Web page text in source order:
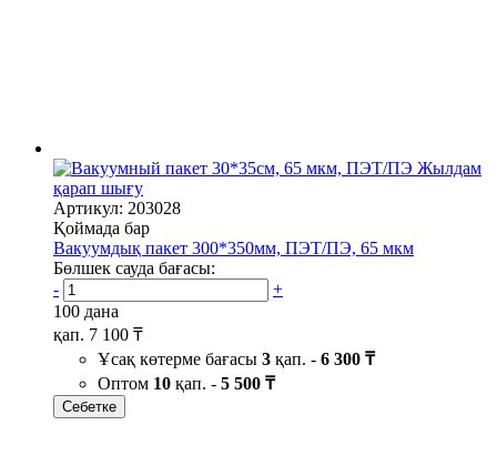
Жылдам
қарап шығу
Артикул: 203028
Қоймада бар
Вакуумдық пакет 300*350мм, ПЭТ/ПЭ, 65 мкм
Бөлшек сауда бағасы:
-
+
100 дана
қап. 7 100 ₸
Ұсақ көтерме бағасы 3 қап. - 6 300 ₸
Оптом 10 қап. - 5 500 ₸
Себетке